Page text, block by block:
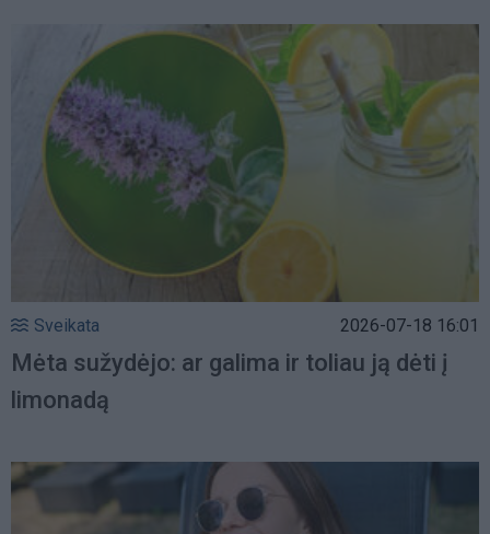
Sveikata 2026-07-18 16:01
Mėta sužydėjo: ar galima ir toliau ją dėti į
limonadą